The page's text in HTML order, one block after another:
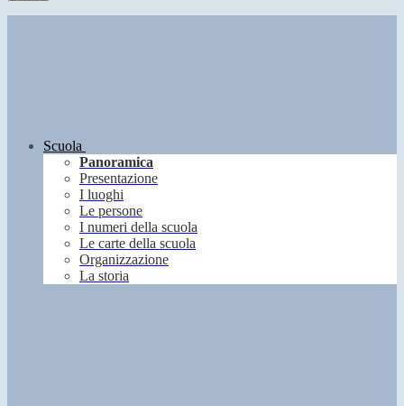
Scuola
Panoramica
Presentazione
I luoghi
Le persone
I numeri della scuola
Le carte della scuola
Organizzazione
La storia